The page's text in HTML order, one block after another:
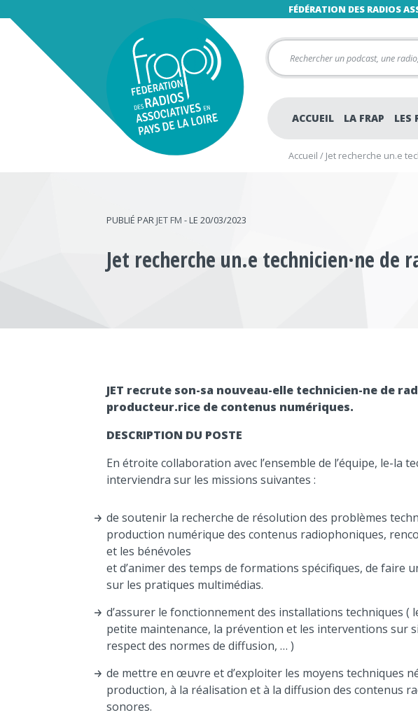
FÉDÉRATION DES RADIOS
ACCUEIL LA FRAP LES
Accueil / Jet recherche un.e
PUBLIÉ PAR JET FM - LE 20/03/2023
Jet recherche un.e technicien·ne
JET recrute son-sa nouveau-elle technicien-ne de
producteur.rice de contenus numériques.
DESCRIPTION DU POSTE
En étroite collaboration avec l’ensemble de l’équipe, le-la
interviendra sur les missions suivantes :
de soutenir la recherche de résolution des problèmes
production numérique des contenus radiophoniques,
et les bénévoles
et d’animer des temps de formations spécifiques, de faire
sur les pratiques multimédias.
d’assurer le fonctionnement des installations techniques (
petite maintenance, la prévention et les interventions sur
respect des normes de diffusion, … )
de mettre en œuvre et d’exploiter les moyens techniques
production, à la réalisation et à la diffusion des contenus
sonores.